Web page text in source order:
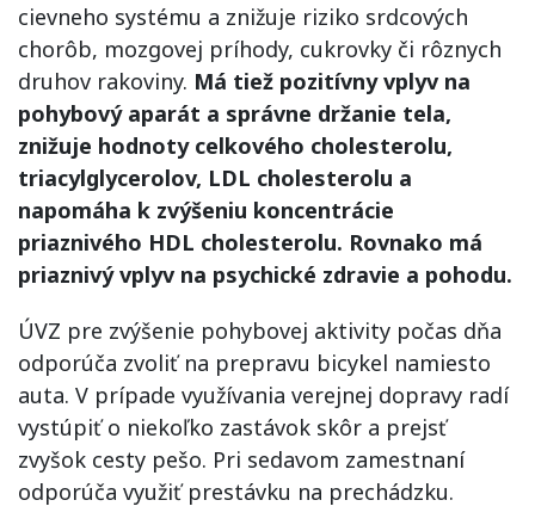
cievneho systému a znižuje riziko srdcových
chorôb, mozgovej príhody, cukrovky či rôznych
druhov rakoviny. Má tiež pozitívny vplyv na
pohybový aparát a správne držanie tela,
znižuje hodnoty celkového cholesterolu,
triacylglycerolov, LDL cholesterolu a
napomáha k zvýšeniu koncentrácie
priaznivého HDL cholesterolu. Rovnako má
priaznivý vplyv na psychické zdravie a pohodu.
ÚVZ pre zvýšenie pohybovej aktivity počas dňa
odporúča zvoliť na prepravu bicykel namiesto
auta. V prípade využívania verejnej dopravy radí
vystúpiť o niekoľko zastávok skôr a prejsť
zvyšok cesty pešo. Pri sedavom zamestnaní
odporúča využiť prestávku na prechádzku.